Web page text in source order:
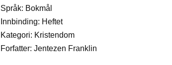
Språk: Bokmål
Innbinding: Heftet
Kategori: Kristendom
Forfatter: Jentezen Franklin